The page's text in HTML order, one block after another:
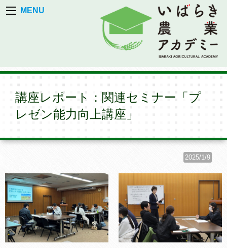
MENU
講座レポート：関連セミナー「プ
レゼン能力向上講座」
2025/1/9